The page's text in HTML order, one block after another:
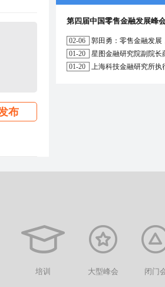
布
第四届中国零售金融发展峰
02-06
郭田勇：零售金融发展，要
01-20
星图金融研究院副院长薛洪言：
01-20
上海科技金融研究所执行副所长孟添：开放银行与嵌入式
培训 大型峰会 闭门